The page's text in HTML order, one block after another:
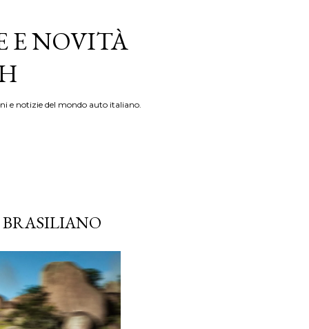
E NOVITÀ
e notizie del mondo auto italiano.
BRASILIANO